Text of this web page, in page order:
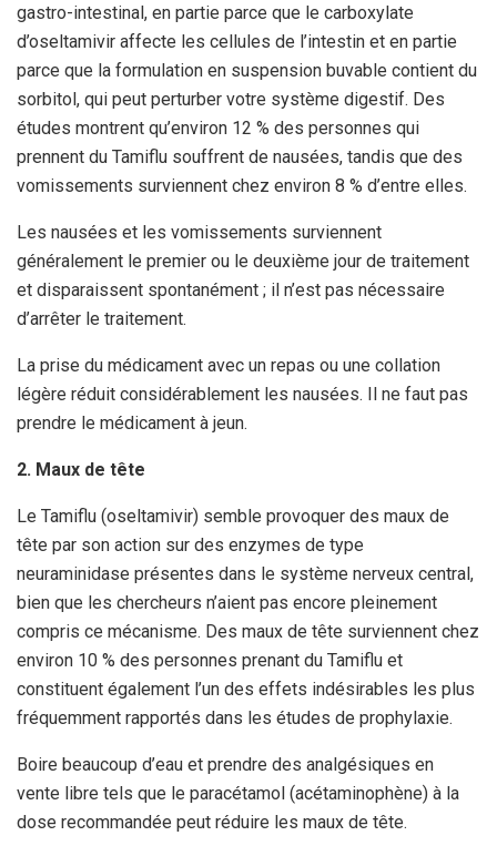
gastro-intestinal, en partie parce que le carboxylate
d’oseltamivir affecte les cellules de l’intestin et en partie
parce que la formulation en suspension buvable contient du
sorbitol, qui peut perturber votre système digestif. Des
études montrent qu’environ 12 % des personnes qui
prennent du Tamiflu souffrent de nausées, tandis que des
vomissements surviennent chez environ 8 % d’entre elles.
Les nausées et les vomissements surviennent
généralement le premier ou le deuxième jour de traitement
et disparaissent spontanément ; il n’est pas nécessaire
d’arrêter le traitement.
La prise du médicament avec un repas ou une collation
légère réduit considérablement les nausées. Il ne faut pas
prendre le médicament à jeun.
2. Maux de tête
Le Tamiflu (oseltamivir) semble provoquer des maux de
tête par son action sur des enzymes de type
neuraminidase présentes dans le système nerveux central,
bien que les chercheurs n’aient pas encore pleinement
compris ce mécanisme. Des maux de tête surviennent chez
environ 10 % des personnes prenant du Tamiflu et
constituent également l’un des effets indésirables les plus
fréquemment rapportés dans les études de prophylaxie.
Boire beaucoup d’eau et prendre des analgésiques en
vente libre tels que le paracétamol (acétaminophène) à la
dose recommandée peut réduire les maux de tête.